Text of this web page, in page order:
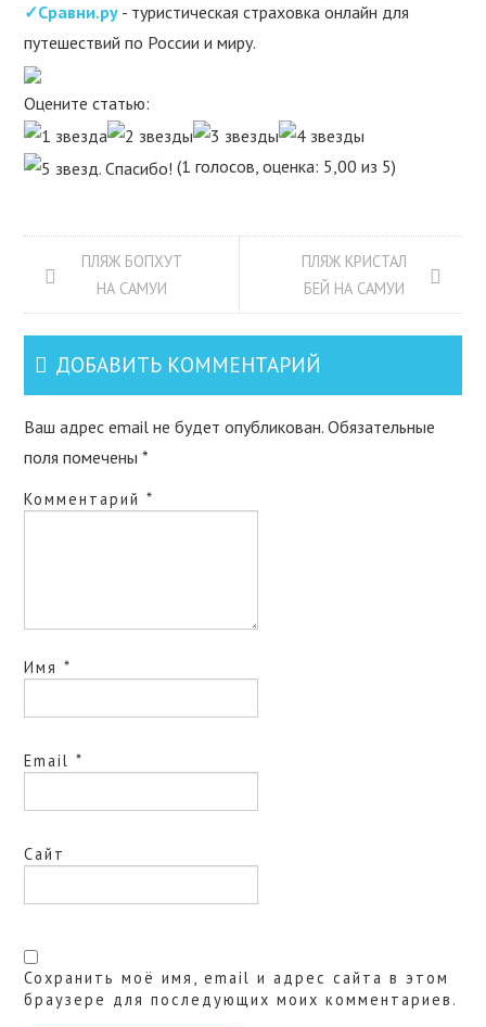
✓Сравни.ру - туристическая страховка онлайн для
путешествий по России и миру.
Оцените статью:
(1 голосов, оценка: 5,00 из 5)
ПЛЯЖ БОПХУТ
НА САМУИ
ПЛЯЖ КРИСТАЛ
БЕЙ НА САМУИ
ДОБАВИТЬ КОММЕНТАРИЙ
Ваш адрес email не будет опубликован. Обязательные
поля помечены*
Комментарий*
Имя*
Email*
Сайт
Сохранить моё имя, email и адрес сайта в этом
браузере для последующих моих комментариев.